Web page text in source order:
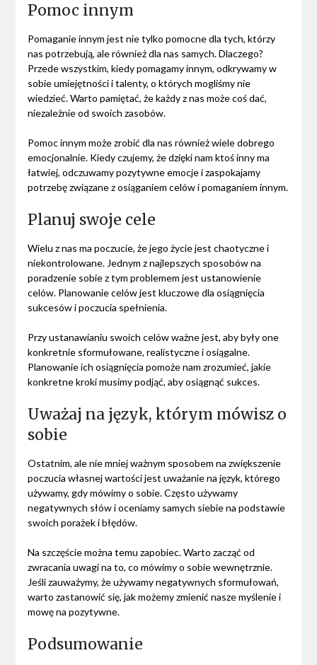
Pomoc innym
Pomaganie innym jest nie tylko pomocne dla tych, którzy
nas potrzebują, ale również dla nas samych. Dlaczego?
Przede wszystkim, kiedy pomagamy innym, odkrywamy w
sobie umiejętności i talenty, o których mogliśmy nie
wiedzieć. Warto pamiętać, że każdy z nas może coś dać,
niezależnie od swoich zasobów.
Pomoc innym może zrobić dla nas również wiele dobrego
emocjonalnie. Kiedy czujemy, że dzięki nam ktoś inny ma
łatwiej, odczuwamy pozytywne emocje i zaspokajamy
potrzebę związane z osiąganiem celów i pomaganiem innym.
Planuj swoje cele
Wielu z nas ma poczucie, że jego życie jest chaotyczne i
niekontrolowane. Jednym z najlepszych sposobów na
poradzenie sobie z tym problemem jest ustanowienie
celów. Planowanie celów jest kluczowe dla osiągnięcia
sukcesów i poczucia spełnienia.
Przy ustanawianiu swoich celów ważne jest, aby były one
konkretnie sformułowane, realistyczne i osiągalne.
Planowanie ich osiągnięcia pomoże nam zrozumieć, jakie
konkretne kroki musimy podjąć, aby osiągnąć sukces.
Uważaj na język, którym mówisz o
sobie
Ostatnim, ale nie mniej ważnym sposobem na zwiększenie
poczucia własnej wartości jest uważanie na język, którego
używamy, gdy mówimy o sobie. Często używamy
negatywnych słów i oceniamy samych siebie na podstawie
swoich porażek i błędów.
Na szczęście można temu zapobiec. Warto zacząć od
zwracania uwagi na to, co mówimy o sobie wewnętrznie.
Jeśli zauważymy, że używamy negatywnych sformułowań,
warto zastanowić się, jak możemy zmienić nasze myślenie i
mowę na pozytywne.
Podsumowanie